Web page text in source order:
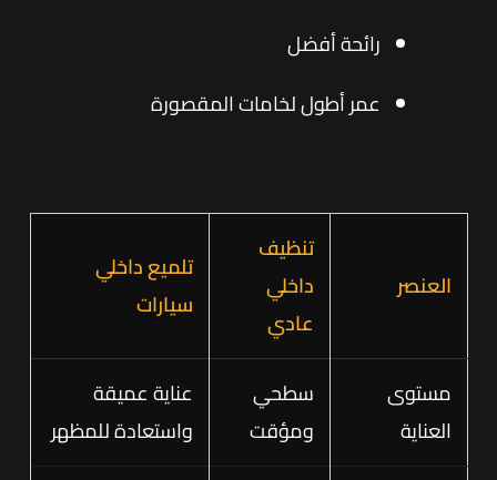
رائحة أفضل
عمر أطول لخامات المقصورة
العنصر
تنظيف
داخلي
عادي
تلميع داخلي
سيارات
مستوى
العناية
سطحي
ومؤقت
عناية عميقة
واستعادة للمظهر